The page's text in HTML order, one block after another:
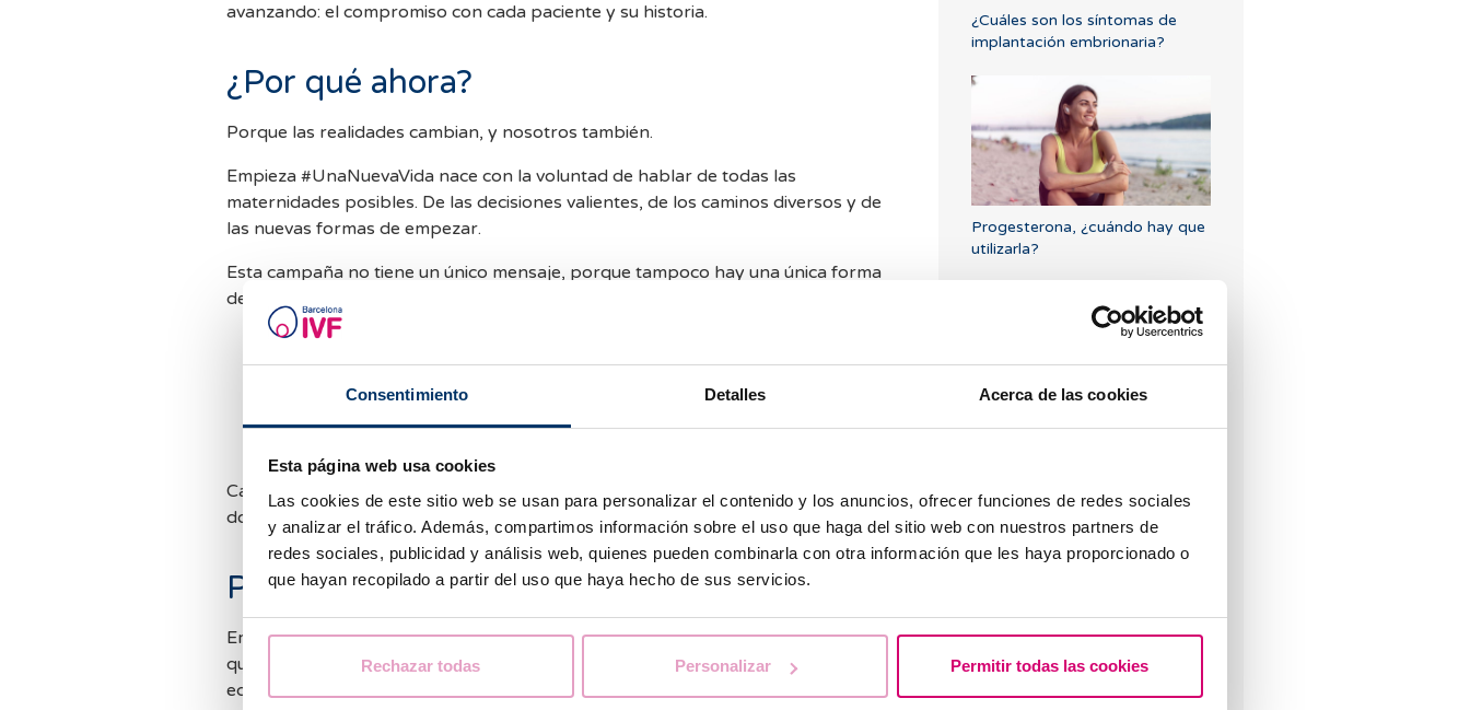
Consentimiento Detalles Acerca de las cookies
Esta página web usa cookies
Las cookies de este sitio web se usan para personalizar el contenido y los anuncios, ofrecer funciones de redes sociales
y analizar el tráfico. Además, compartimos información sobre el uso que haga del sitio web con nuestros partners de
redes sociales, publicidad y análisis web, quienes pueden combinarla con otra información que les haya proporcionado o
que hayan recopilado a partir del uso que haya hecho de sus servicios.
Rechazar todas Personalizar Permitir todas las cookies
avanzando: el compromiso con cada paciente y su historia.
¿Por qué ahora?
Porque las realidades cambian, y nosotros también.
Empieza #UnaNuevaVida nace con la voluntad de hablar de todas las
maternidades posibles. De las decisiones valientes, de los caminos diversos y de
las nuevas formas de empezar.
Esta campaña no tiene un único mensaje, porque tampoco hay una única forma
de vivir la maternidad:
Mujeres que deciden ser madres en solitario.
Parejas de mujeres que sueñan con formar una familia.
Mujeres que eligen preservar su fertilidad para decidir más adelante.
Parejas que, tras años intentándolo, encuentran en la medicina
Cada una de estas decisiones abre una puerta hacia un futuro posible. Y ahí es
donde empieza todo.
Porque cada paso cuenta
Empieza #UnaNuevaVida no es solo una campaña. Es una forma de reafirmar
quiénes somos: Una clínica especializada en fertilidad, sí, pero ante todo un
equipo que acompaña, escucha y cuida.
¿Cuáles son los síntomas de
implantación embrionaria?
Progesterona, ¿cuándo hay que
utilizarla?
¿Qué hacer si hay retraso
Flujo marrón: causas, relación